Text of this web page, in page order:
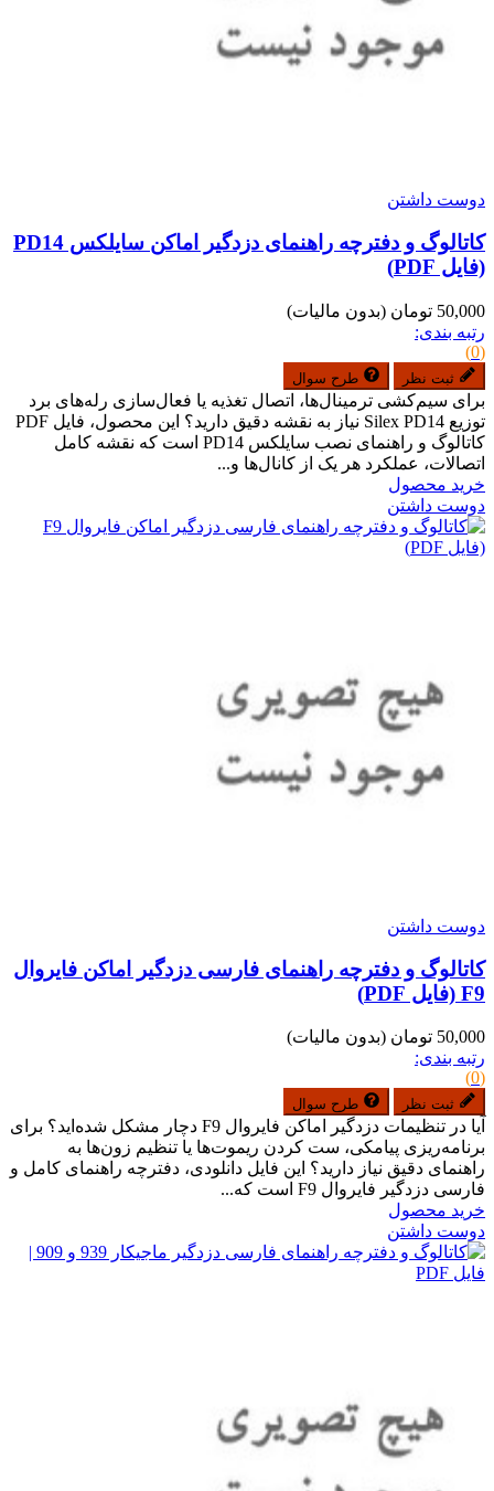
دوست داشتن
کاتالوگ و دفترچه راهنمای دزدگیر اماکن سایلکس PD14
(فایل PDF)
50,000 تومان
(بدون مالیات)
رتبه بندی:
(0)
ثبت نظر طرح سوال
برای سیم‌کشی ترمینال‌ها، اتصال تغذیه یا فعال‌سازی رله‌های برد
توزیع Silex PD14 نیاز به نقشه دقیق دارید؟ این محصول، فایل PDF
کاتالوگ و راهنمای نصب سایلکس PD14 است که نقشه کامل
اتصالات، عملکرد هر یک از کانال‌ها و...
خرید محصول
دوست داشتن
دوست داشتن
کاتالوگ و دفترچه راهنمای فارسی دزدگیر اماکن فایروال
F9 (فایل PDF)
50,000 تومان
(بدون مالیات)
رتبه بندی:
(0)
ثبت نظر طرح سوال
آیا در تنظیمات دزدگیر اماکن فایروال F9 دچار مشکل شده‌اید؟ برای
برنامه‌ریزی پیامکی، ست کردن ریموت‌ها یا تنظیم زون‌ها به
راهنمای دقیق نیاز دارید؟ این فایل دانلودی، دفترچه راهنمای کامل و
فارسی دزدگیر فایروال F9 است که...
خرید محصول
دوست داشتن